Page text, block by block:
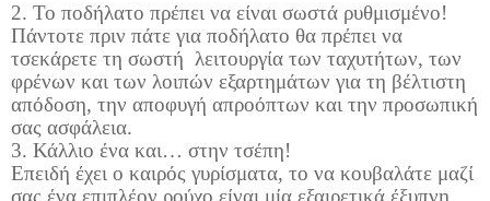
2. Το ποδήλατο πρέπει να είναι σωστά ρυθμισμένο!
Πάντοτε πριν πάτε για ποδήλατο θα πρέπει να
τσεκάρετε τη σωστή λειτουργία των ταχυτήτων, των
φρένων και των λοιπών εξαρτημάτων για τη βέλτιστη
απόδοση, την αποφυγή απροόπτων και την προσωπική
σας ασφάλεια.
3. Κάλλιο ένα και… στην τσέπη!
Επειδή έχει ο καιρός γυρίσματα, το να κουβαλάτε μαζί
σας ένα επιπλέον ρούχο είναι μία εξαιρετικά έξυπνη